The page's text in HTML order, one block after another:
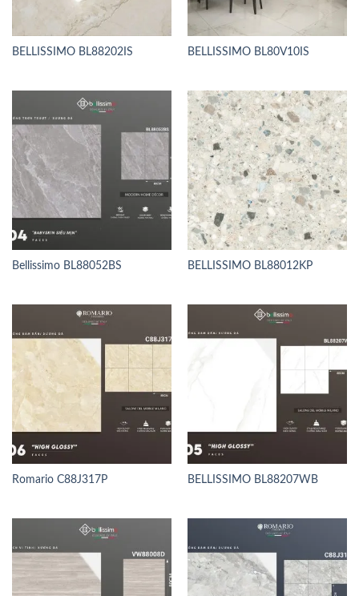
BELLISSIMO BL88202IS BELLISSIMO BL80V10IS
Bellissimo BL88052BS BELLISSIMO BL88012KP
Romario C88J317P BELLISSIMO BL88207WB